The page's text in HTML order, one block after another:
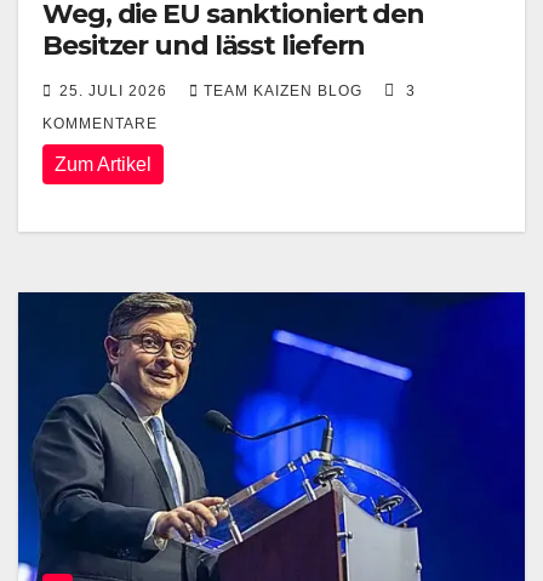
Weg, die EU sanktioniert den
Besitzer und lässt liefern
25. JULI 2026 TEAM KAIZEN BLOG
3
KOMMENTARE
Zum Artikel